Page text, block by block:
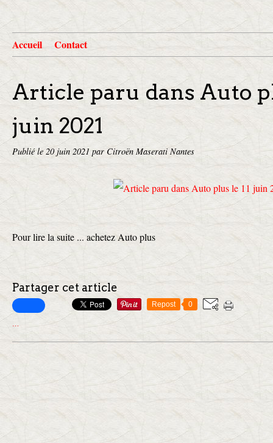
Accueil Contact
Article paru dans Auto
juin 2021
Publié le 20 juin 2021 par Citroën Maserati Nantes
Pour lire la suite ... achetez Auto plus
Partager cet article
Repost 0
…